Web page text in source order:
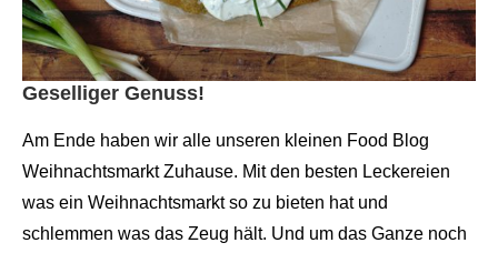
Geselliger Genuss!
Am Ende haben wir alle unseren kleinen Food Blog
Weihnachtsmarkt Zuhause. Mit den besten Leckereien
was ein Weihnachtsmarkt so zu bieten hat und
schlemmen was das Zeug hält. Und um das Ganze noch